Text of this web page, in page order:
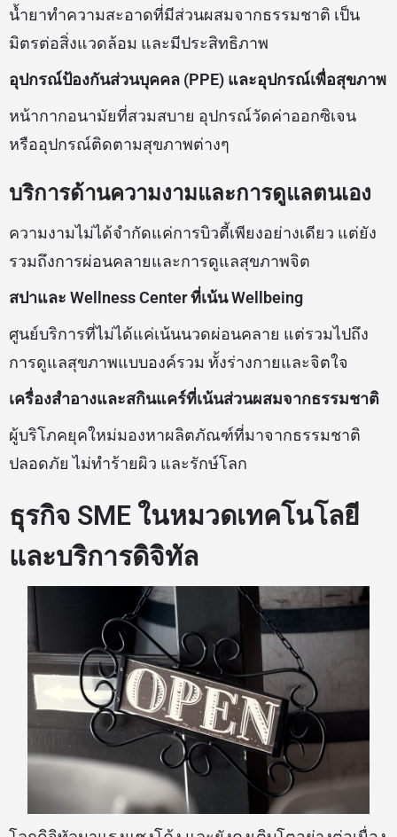
น้ำยาทำความสะอาดที่มีส่วนผสมจากธรรมชาติ เป็น
มิตรต่อสิ่งแวดล้อม และมีประสิทธิภาพ
อุปกรณ์ป้องกันส่วนบุคคล (PPE) และอุปกรณ์เพื่อสุขภาพ
หน้ากากอนามัยที่สวมสบาย อุปกรณ์วัดค่าออกซิเจน
หรืออุปกรณ์ติดตามสุขภาพต่างๆ
บริการด้านความงามและการดูแลตนเอง
ความงามไม่ได้จำกัดแค่การบิวตี้เพียงอย่างเดียว แต่ยัง
รวมถึงการผ่อนคลายและการดูแลสุขภาพจิต
สปาและ Wellness Center ที่เน้น Wellbeing
ศูนย์บริการที่ไม่ได้แค่เน้นนวดผ่อนคลาย แต่รวมไปถึง
การดูแลสุขภาพแบบองค์รวม ทั้งร่างกายและจิตใจ
เครื่องสำอางและสกินแคร์ที่เน้นส่วนผสมจากธรรมชาติ
ผู้บริโภคยุคใหม่มองหาผลิตภัณฑ์ที่มาจากธรรมชาติ
ปลอดภัย ไม่ทำร้ายผิว และรักษ์โลก
ธุรกิจ SME ในหมวดเทคโนโลยี
และบริการดิจิทัล